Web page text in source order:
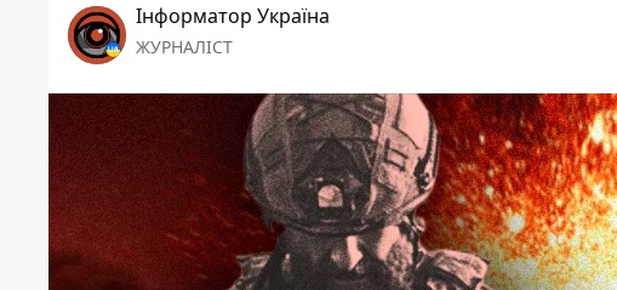
Інформатор Україна
ЖУРНАЛІСТ